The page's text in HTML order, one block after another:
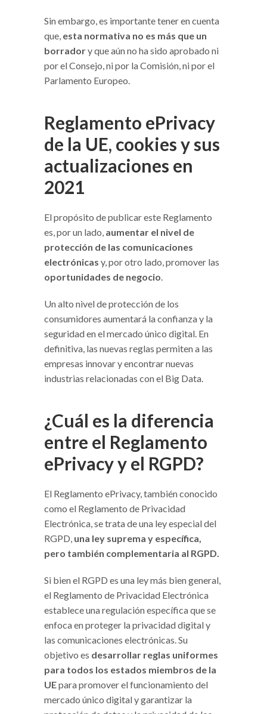
Sin embargo, es importante tener en cuenta
que, esta normativa no es más que un
borradory que aún no ha sido aprobado ni
por el Consejo, ni por la Comisión, ni por el
Parlamento Europeo.
Reglamento ePrivacy
de la UE, cookies y sus
actualizaciones en
2021
El propósito de publicar este Reglamento
es, por un lado, aumentar el nivel de
protección de las comunicaciones
electrónicas y, por otro lado, promover las
oportunidades de negocio.
Un alto nivel de protección de los
consumidores aumentará la confianza y la
seguridad en el mercado único digital. En
definitiva, las nuevas reglas permiten a las
empresas innovar y encontrar nuevas
industrias relacionadas con el Big Data.
¿Cuál es la diferencia
entre el Reglamento
ePrivacy y el RGPD?
El Reglamento ePrivacy, también conocido
como el Reglamento de Privacidad
Electrónica, se trata de una ley especial del
RGPD, una ley suprema y específica,
pero también complementaria al RGPD.
Si bien el RGPD es una ley más bien general,
el Reglamento de Privacidad Electrónica
establece una regulación específica que se
enfoca en proteger la privacidad digital y
las comunicaciones electrónicas. Su
objetivo es desarrollar reglas uniformes
para todos los estados miembros de la
UEpara promover el funcionamiento del
mercado único digital y garantizar la